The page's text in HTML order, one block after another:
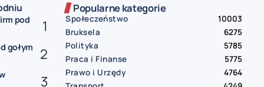
pod
gołym
Popularne kategorie
Społeczeństwo
10003
Bruksela
6275
Polityka
5785
Praca i Finanse
5775
Prawo i Urzędy
4764